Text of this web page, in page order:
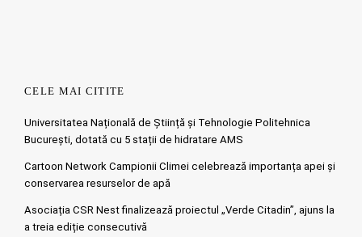
CELE MAI CITITE
Universitatea Națională de Știință și Tehnologie Politehnica
București, dotată cu 5 stații de hidratare AMS
Cartoon Network Campionii Climei celebrează importanța apei și
conservarea resurselor de apă
Asociația CSR Nest finalizează proiectul „Verde Citadin”, ajuns la
a treia ediție consecutivă